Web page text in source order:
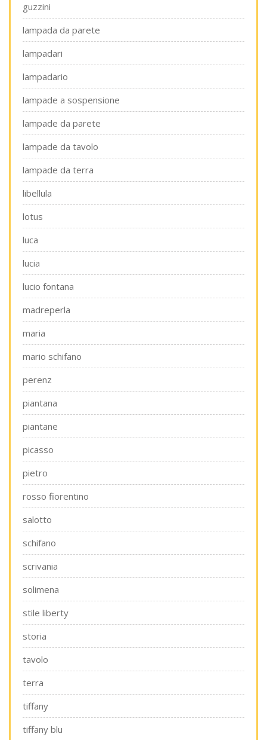
guzzini
lampada da parete
lampadari
lampadario
lampade a sospensione
lampade da parete
lampade da tavolo
lampade da terra
libellula
lotus
luca
lucia
lucio fontana
madreperla
maria
mario schifano
perenz
piantana
piantane
picasso
pietro
rosso fiorentino
salotto
schifano
scrivania
solimena
stile liberty
storia
tavolo
terra
tiffany
tiffany blu